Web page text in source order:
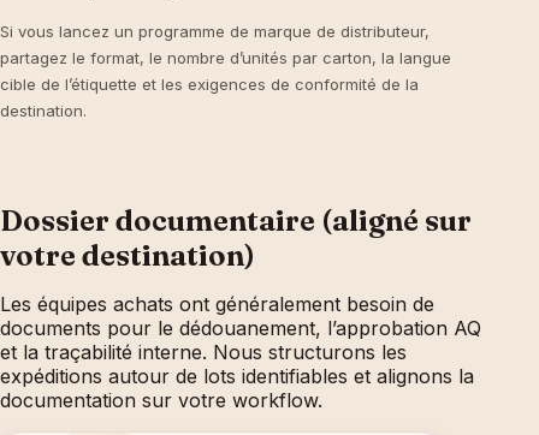
Si vous lancez un programme de marque de distributeur,
partagez le format, le nombre d’unités par carton, la langue
cible de l’étiquette et les exigences de conformité de la
destination.
Dossier documentaire (aligné sur
votre destination)
Les équipes achats ont généralement besoin de
documents pour le dédouanement, l’approbation AQ
et la traçabilité interne. Nous structurons les
expéditions autour de lots identifiables et alignons la
documentation sur votre workflow.